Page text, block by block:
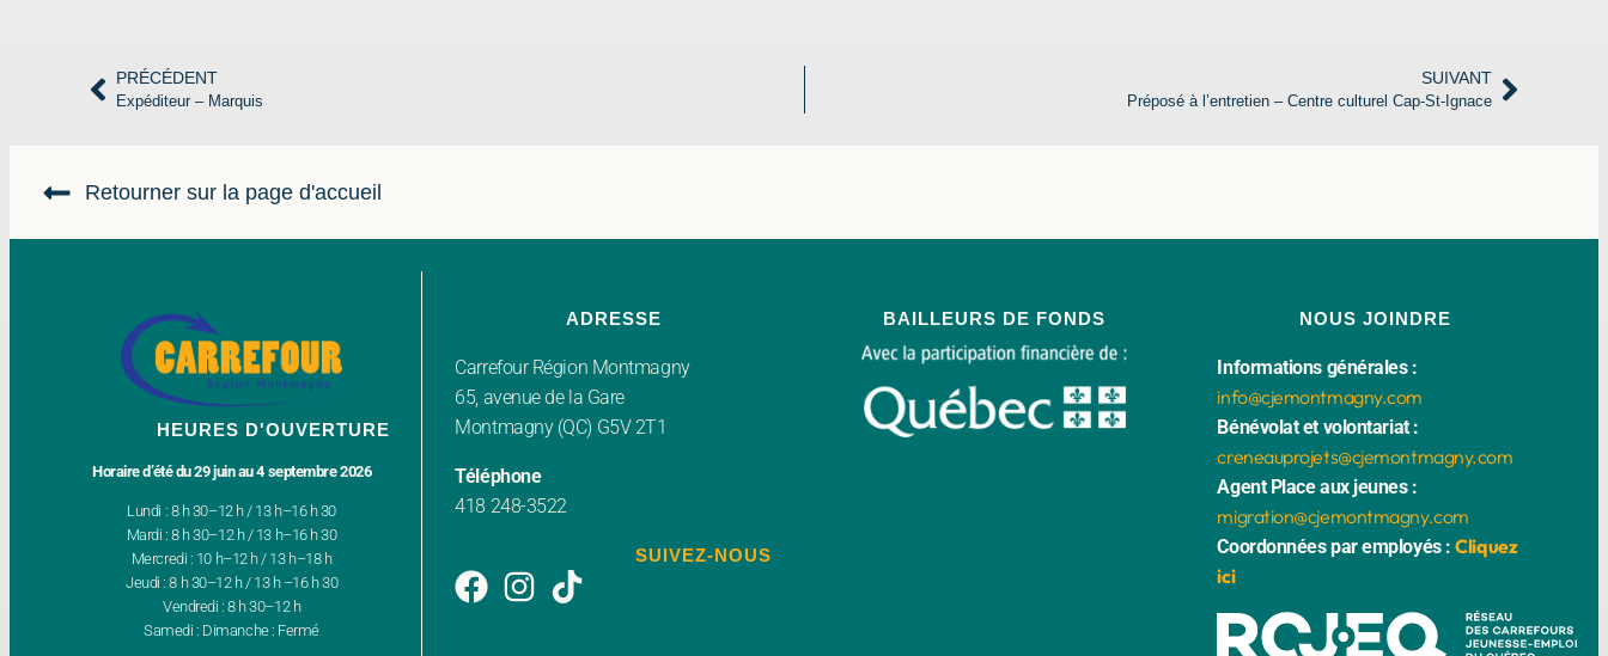
PRÉCÉDENT
Expéditeur – Marquis
SUIVANT
Préposé à l’entretien – Centre culturel Cap-St-Ignace
Retourner sur la page d'accueil
HEURES D'OUVERTURE
Horaire d’été du 29 juin au 4 septembre 2026
Lundi : 8 h 30–12 h / 13 h–16 h 30
Mardi : 8 h 30–12 h / 13 h–16 h 30
Mercredi : 10 h–12 h / 13 h–18 h
Jeudi : 8 h 30–12 h / 13 h –16 h 30
Vendredi : 8 h 30–12 h
Samedi : Dimanche : Fermé
Carrefour Région Montmagny
65, avenue de la Gare
Montmagny (QC) G5V 2T1
Téléphone
418 248-3522
SUIVEZ-NOUS
ADRESSE BAILLEURS DE FONDS
Informations générales :
info@cjemontmagny.com
Bénévolat et volontariat :
creneauprojets@cjemontmagny.com
Agent Place aux jeunes :
migration@cjemontmagny.com
Coordonnées par employés : Cliquez
ici
NOUS JOINDRE